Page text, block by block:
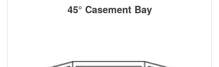
45° Casement Bay